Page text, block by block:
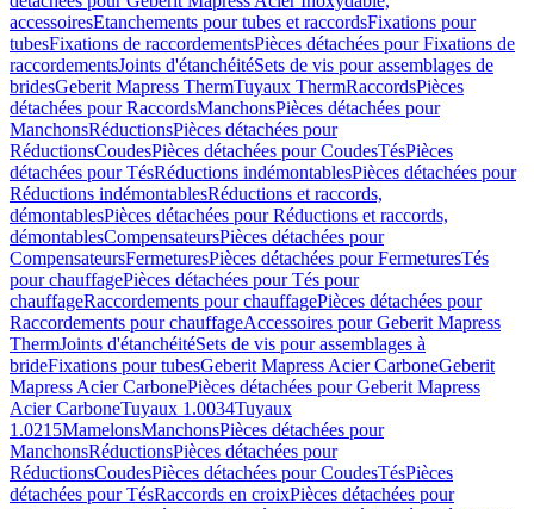
accessoiresEtanchements pour tubes et raccordsFixations pour
tubesFixations de raccordementsPièces détachées pour Fixations de
raccordementsJoints d'étanchéitéSets de vis pour assemblages de
bridesGeberit Mapress ThermTuyaux ThermRaccordsPièces
détachées pour RaccordsManchonsPièces détachées pour
ManchonsRéductionsPièces détachées pour
RéductionsCoudesPièces détachées pour CoudesTésPièces
détachées pour TésRéductions indémontablesPièces détachées pour
Réductions indémontablesRéductions et raccords,
démontablesPièces détachées pour Réductions et raccords,
démontablesCompensateursPièces détachées pour
CompensateursFermeturesPièces détachées pour FermeturesTés
pour chauffagePièces détachées pour Tés pour
chauffageRaccordements pour chauffagePièces détachées pour
Raccordements pour chauffageAccessoires pour Geberit Mapress
ThermJoints d'étanchéitéSets de vis pour assemblages à
brideFixations pour tubesGeberit Mapress Acier CarboneGeberit
Mapress Acier CarbonePièces détachées pour Geberit Mapress
Acier CarboneTuyaux 1.0034Tuyaux
1.0215MamelonsManchonsPièces détachées pour
ManchonsRéductionsPièces détachées pour
RéductionsCoudesPièces détachées pour CoudesTésPièces
détachées pour TésRaccords en croixPièces détachées pour